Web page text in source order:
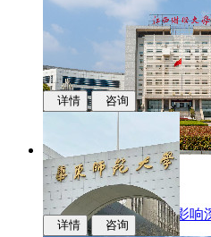
江西财经大学
国际化办学,学科专业影响
详情 咨询
详情 咨询